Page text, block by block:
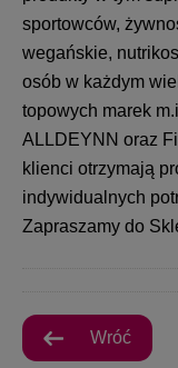
sportowców,
wegańskie,
osób w każdym
topowych marek
ALLDEYNN oraz
klienci otrzymają
indywidualnych
Zapraszamy do
Wróć